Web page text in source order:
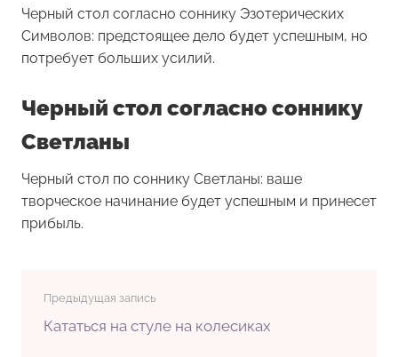
Черный стол согласно соннику Эзотерических
Символов: предстоящее дело будет успешным, но
потребует больших усилий.
Черный стол согласно соннику
Светланы
Черный стол по соннику Светланы: ваше
творческое начинание будет успешным и принесет
прибыль.
Предыдущая запись
Кататься на стуле на колесиках